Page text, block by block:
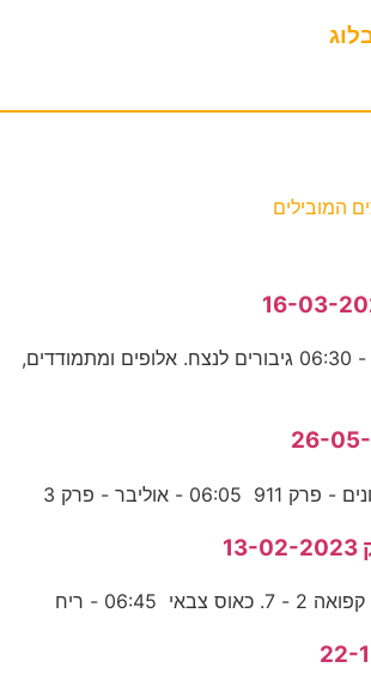
המובילים
גיבורים לנצח 06:00 - 06:30 גיבורים לנצח. אלופים ומתמודדים,